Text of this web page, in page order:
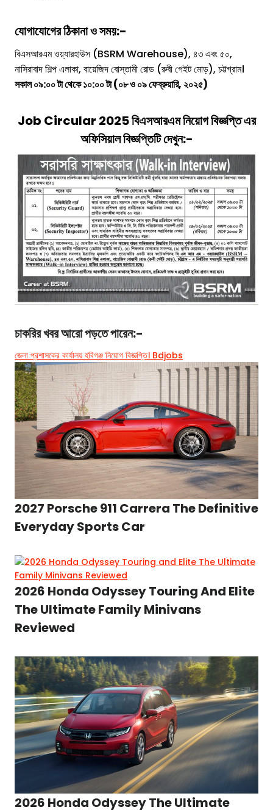
যোগাযোগের ঠিকানা ও সময়:-
বিএসআরএম ওয়্যারহাউস (BSRM Warehouse), ৪৩ এবং ৫০,
নাসিরাবাদ শিল্প এলাকা, বায়েজিদ বোস্তামী রোড (রুবী গেইট মোড়), চট্টগ্রাম।
সকাল ০৯:০০ টা থেকে ১০:০০ টা (০৮ ও ০৯ ফেব্রুয়ারি, ২০২৫)
Job Circular 2025বিএসআরএমনিয়োগ বিজ্ঞপ্তি এর
অফিসিয়াল বিজ্ঞপ্তিটি দেখুন:-
চাকরির খবরআরো পড়তে পারেন:-
জেলা প্রশাসকের কার্যালয় হবিগঞ্জ নিয়োগ বিজ্ঞপ্তি। Bdjobs
2027 Porsche 911 Carrera The Definitive
Everyday Sports Car
2026 Honda Odyssey Touring And Elite
The Ultimate Family Minivans
Reviewed
2026 Honda Odyssey The Ultimate